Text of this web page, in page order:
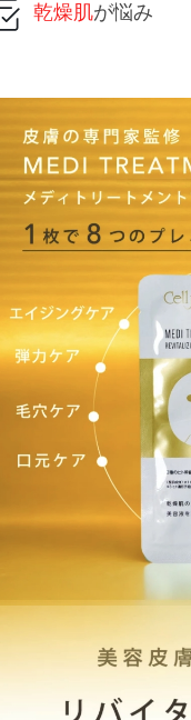
乾燥肌が悩み